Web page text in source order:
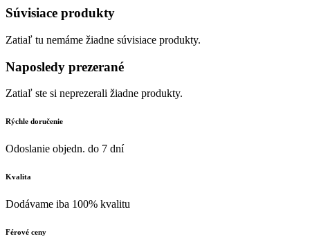
Súvisiace produkty
Zatiaľ tu nemáme žiadne súvisiace produkty.
Naposledy prezerané
Zatiaľ ste si neprezerali žiadne produkty.
Rýchle doručenie
Odoslanie objedn. do 7 dní
Kvalita
Dodávame iba 100% kvalitu
Férové ceny